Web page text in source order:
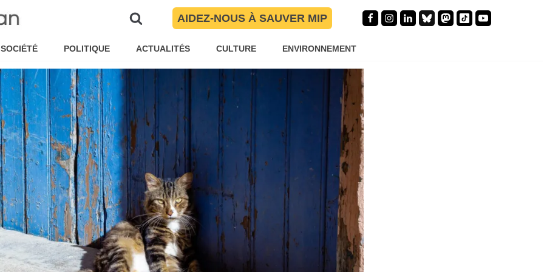
AIDEZ-NOUS À SAUVER MIP
SOCIÉTÉ POLITIQUE ACTUALITÉS CULTURE ENVIRONNEMENT
Le Covid-19 et nos animaux ?
Torres Santé,Société